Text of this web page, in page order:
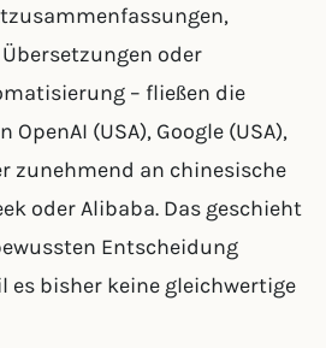
oder
– fließen die
OpenAI (USA), Google (USA),
zunehmend an chinesische
oder Alibaba. Das geschieht
Entscheidung
es bisher keine gleichwertige